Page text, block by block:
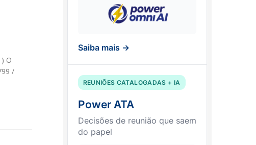
O
/
Saiba mais →
REUNIÕES CATALOGADAS + IA
Power ATA
Decisões de reunião que saem
do papel